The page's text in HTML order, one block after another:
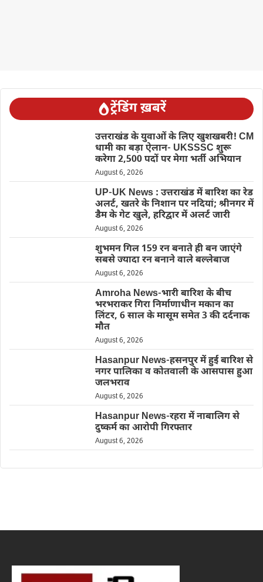
ट्रेंडिंग ख़बरें
उत्तराखंड के युवाओं के लिए खुशखबरी! CM
धामी का बड़ा ऐलान- UKSSSC शुरू
करेगा 2,500 पदों पर मेगा भर्ती अभियान
August 6, 2026
UP-UK News : उत्तराखंड में बारिश का रेड
अलर्ट, खतरे के निशान पर नदियां; श्रीनगर में
डैम के गेट खुले, हरिद्वार में अलर्ट जारी
August 6, 2026
शुभमन गिल 159 रन बनाते ही बन जाएंगे
सबसे ज्यादा रन बनाने वाले बल्लेबाज
August 6, 2026
Amroha News-भारी बारिश के बीच
भरभराकर गिरा निर्माणाधीन मकान का
लिंटर, 6 साल के मासूम समेत 3 की दर्दनाक
मौत
August 6, 2026
Hasanpur News-हसनपुर में हुई बारिश से
नगर पालिका व कोतवाली के आसपास हुआ
जलभराव
August 6, 2026
Hasanpur News-रहरा में नाबालिग से
दुष्कर्म का आरोपी गिरफ्तार
August 6, 2026